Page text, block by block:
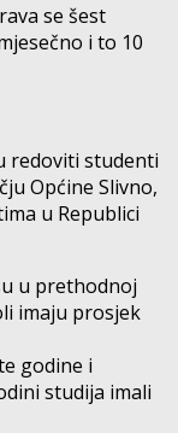
se šest
i to 10
redoviti studenti
Općine Slivno,
u Republici
u prethodnoj
imaju prosjek
godine i
studija imali